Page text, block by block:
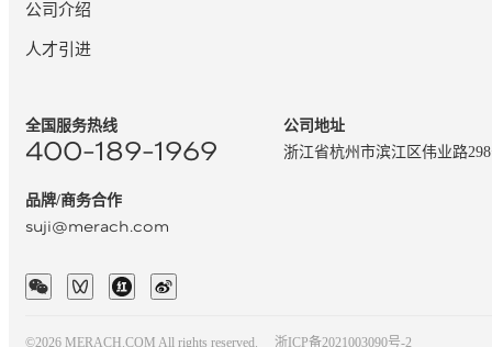
公司介绍
人才引进
全国服务热线
400-189-1969
品牌/商务合作
suji@merach.com
公司地址
浙江省杭州市滨江区伟业路
©2026 MERACH.COM All rights reserved. 浙ICP备2021003090号-2